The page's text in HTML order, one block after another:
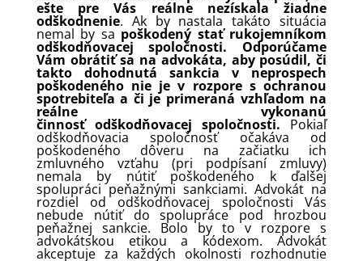
ešte pre Vás reálne nezískala žiadne
odškodnenie. Ak by nastala takáto situácia
nemal by sa poškodený stať rukojemníkom
odškodňovacej spoločnosti. Odporúčame
Vám obrátiť sa na advokáta, aby posúdil, či
takto dohodnutá sankcia v neprospech
poškodeného nie je v rozpore s ochranou
spotrebiteľa a či je primeraná vzhľadom na
reálne vykonanú
činnosťodškodňovacejspoločnosti. Pokiaľ
odškodňovacia spoločnosť očakáva od
poškodeného dôveru na začiatku ich
zmluvného vzťahu (pri podpísaní zmluvy)
nemala by nútiť poškodeného k ďalšej
spolupráci peňažnými sankciami. Advokát na
rozdiel od odškodňovacej spoločnosti Vás
nebude nútiť do spolupráce pod hrozbou
peňažnej sankcie. Bolo by to v rozpore s
advokátskou etikou a kódexom. Advokát
akceptuje za každých okolnosti rozhodnutie